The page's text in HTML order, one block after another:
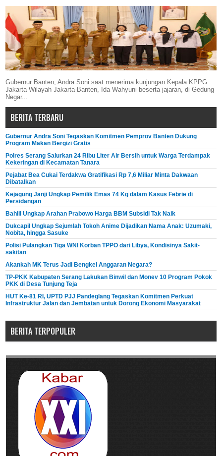
Gubernur Banten, Andra Soni saat menerima kunjungan Kepala KPPG
Jakarta Wilayah Jakarta-Banten, Ida Wahyuni beserta jajaran, di Gedung
Negar...
BERITA TERBARU
Gubernur Andra Soni Tegaskan Komitmen Pemprov Banten Dukung
Program Makan Bergizi Gratis
Polres Serang Salurkan 24 Ribu Liter Air Bersih untuk Warga Terdampak
Kekeringan di Kecamatan Tanara
Pejabat Bea Cukai Terdakwa Gratifikasi Rp 7,6 Miliar Minta Dakwaan
Dibatalkan
Kejagung Janji Ungkap Pemilik Emas 74 Kg dalam Kasus Febrie di
Persidangan
Bahlil Ungkap Arahan Prabowo Harga BBM Subsidi Tak Naik
Dukcapil Ungkap Sejumlah Tokoh Anime Dijadikan Nama Anak: Uzumaki,
Nobita, hingga Sasuke
Polisi Pulangkan Tiga WNI Korban TPPO dari Libya, Kondisinya Sakit-
sakitan
Akankah MK Terus Jadi Bengkel Anggaran Negara?
TP-PKK Kabupaten Serang Lakukan Binwil dan Monev 10 Program Pokok
PKK di Desa Tunjung Teja
HUT Ke-81 RI, UPTD PJJ Pandeglang Tegaskan Komitmen Perkuat
Infrastruktur Jalan dan Jembatan untuk Dorong Ekonomi Masyarakat
BERITA TERPOPULER